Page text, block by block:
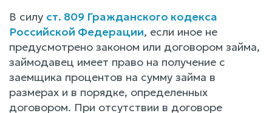
В силу ст. 809 Гражданского кодекса
Российской Федерации, если иное не
предусмотрено законом или договором займа,
займодавец имеет право на получение с
заемщика процентов на сумму займа в
размерах и в порядке, определенных
договором. При отсутствии в договоре